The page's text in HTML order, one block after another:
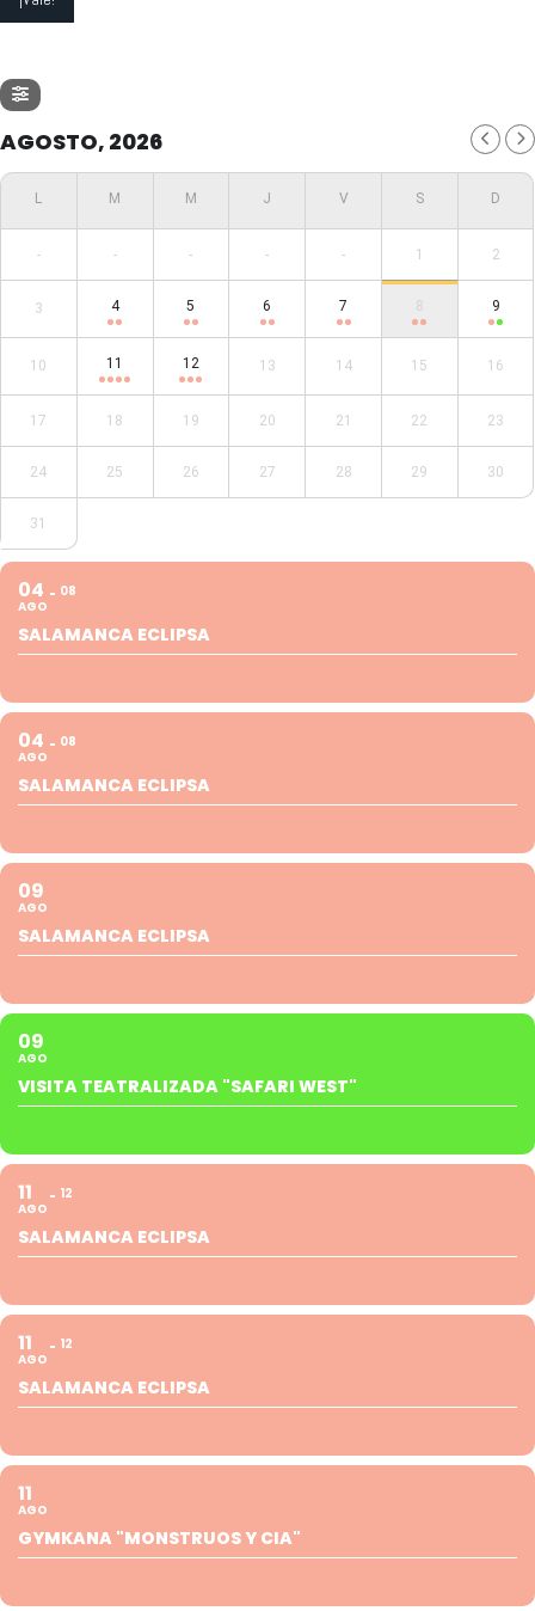
AGOSTO, 2026
- - - - - 1 2
3 4 5 6 7 8 9
10 11 12 13 14 15 16
17 18 19 20 21 22 23
24 25 26 27 28 29 30
31
04
AGO
08
SALAMANCA ECLIPSA
04
AGO
08
SALAMANCA ECLIPSA
09
AGO
SALAMANCA ECLIPSA
09
AGO
VISITA TEATRALIZADA "SAFARI WEST"
11
AGO
12
SALAMANCA ECLIPSA
11
AGO
12
SALAMANCA ECLIPSA
11
AGO
GYMKANA "MONSTRUOS Y CIA"